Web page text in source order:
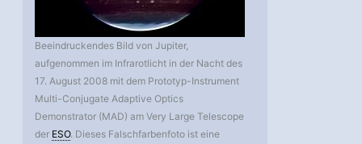
Beeindruckendes Bild von Jupiter,
aufgenommen im Infrarotlicht in der Nacht des
17. August 2008 mit dem Prototyp-Instrument
Multi-Conjugate Adaptive Optics
Demonstrator (MAD) am Very Large Telescope
der ESO. Dieses Falschfarbenfoto ist eine